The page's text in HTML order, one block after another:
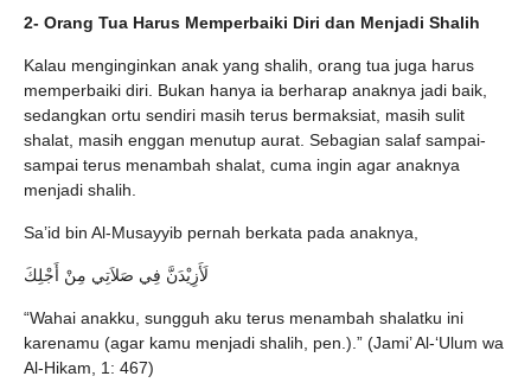
2- Orang Tua Harus Memperbaiki Diri dan Menjadi Shalih
Kalau menginginkan anak yang shalih, orang tua juga harus
memperbaiki diri. Bukan hanya ia berharap anaknya jadi baik,
sedangkan ortu sendiri masih terus bermaksiat, masih sulit
shalat, masih enggan menutup aurat. Sebagian salaf sampai-
sampai terus menambah shalat, cuma ingin agar anaknya
menjadi shalih.
Sa’id bin Al-Musayyib pernah berkata pada anaknya,
لَأَزِيْدَنَّ فِي صَلاَتِي مِنْ أَجْلِكَ
“Wahai anakku, sungguh aku terus menambah shalatku ini
karenamu (agar kamu menjadi shalih, pen.).” (Jami’ Al-‘Ulum wa
Al-Hikam, 1: 467)